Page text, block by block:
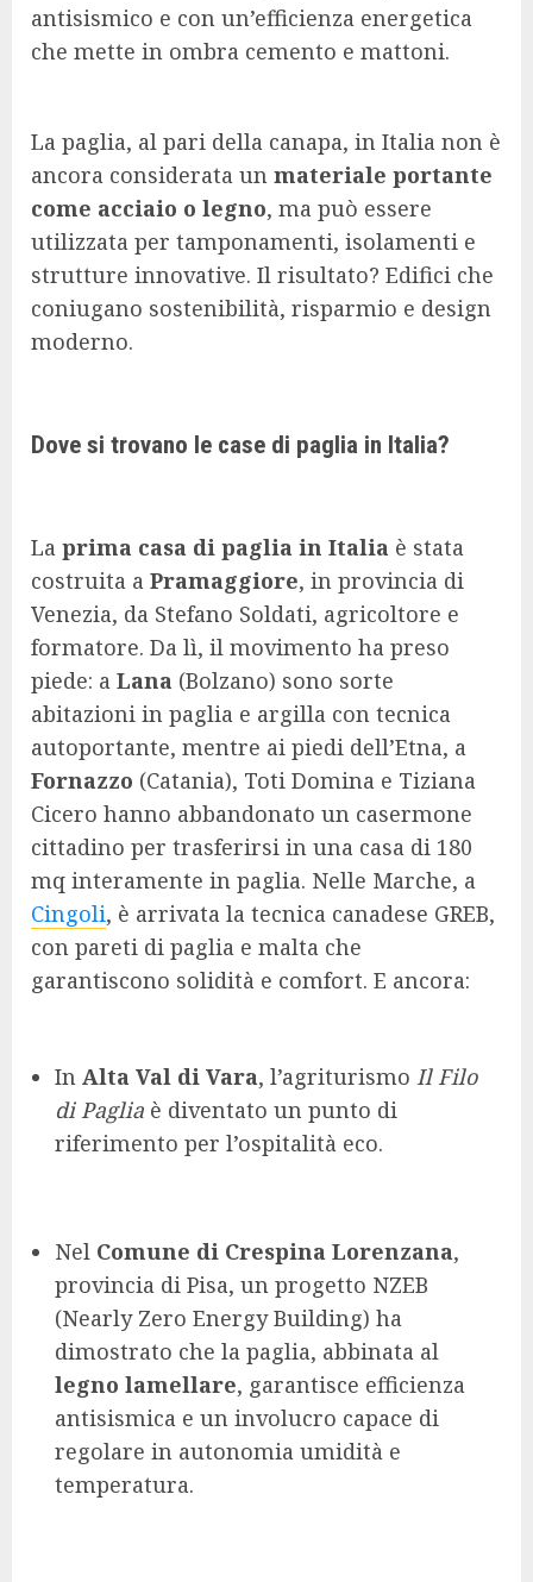
antisismico e con un’efficienza energetica
che mette in ombra cemento e mattoni.
La paglia, al pari della canapa, in Italia non è
ancora considerata un materiale portante
come acciaio o legno, ma può essere
utilizzata per tamponamenti, isolamenti e
strutture innovative. Il risultato? Edifici che
coniugano sostenibilità, risparmio e design
moderno.
Dove si trovano le case di paglia in Italia?
La prima casa di paglia in Italia è stata
costruita a Pramaggiore, in provincia di
Venezia, da Stefano Soldati, agricoltore e
formatore. Da lì, il movimento ha preso
piede: a Lana (Bolzano) sono sorte
abitazioni in paglia e argilla con tecnica
autoportante, mentre ai piedi dell’Etna, a
Fornazzo (Catania), Toti Domina e Tiziana
Cicero hanno abbandonato un casermone
cittadino per trasferirsi in una casa di 180
mq interamente in paglia. Nelle Marche, a
Cingoli, è arrivata la tecnica canadese GREB,
con pareti di paglia e malta che
garantiscono solidità e comfort. E ancora:
In Alta Val di Vara, l’agriturismo Il Filo
di Paglia è diventato un punto di
riferimento per l’ospitalità eco.
Nel Comune di Crespina Lorenzana,
provincia di Pisa, un progetto NZEB
(Nearly Zero Energy Building) ha
dimostrato che la paglia, abbinata al
legno lamellare, garantisce efficienza
antisismica e un involucro capace di
regolare in autonomia umidità e
temperatura.